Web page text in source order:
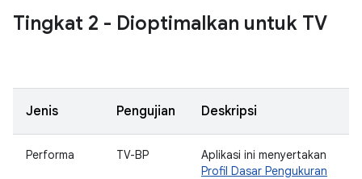
Tingkat 2 - Dioptimalkan untuk TV
Jenis Pengujian Deskripsi
Performa TV-BP
Aplikasi ini menyertakan
Profil Dasar Pengukuran